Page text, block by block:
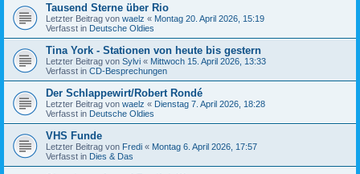
Tausend Sterne über Rio
Letzter Beitrag von waelz « Montag 20. April 2026, 15:19
Verfasst in Deutsche Oldies
Tina York - Stationen von heute bis gestern
Letzter Beitrag von Sylvi « Mittwoch 15. April 2026, 13:33
Verfasst in CD-Besprechungen
Der Schlappewirt/Robert Rondé
Letzter Beitrag von waelz « Dienstag 7. April 2026, 18:28
Verfasst in Deutsche Oldies
VHS Funde
Letzter Beitrag von Fredi « Montag 6. April 2026, 17:57
Verfasst in Dies & Das